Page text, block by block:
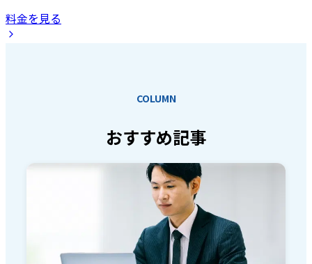
料金を見る
COLUMN
おすすめ記事